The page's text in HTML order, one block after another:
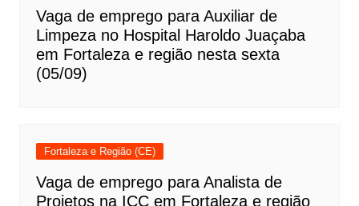
Vaga de emprego para Auxiliar de
Limpeza no Hospital Haroldo Juaçaba
em Fortaleza e região nesta sexta
(05/09)
Fortaleza e Região (CE)
Vaga de emprego para Analista de
Projetos na ICC em Fortaleza e região